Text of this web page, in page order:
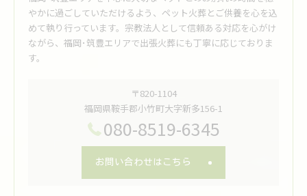
やかに過ごしていただけるよう、ペット火葬とご供養を心を込
めて執り行っています。宗教法人として信頼ある対応を心がけ
ながら、福岡･筑豊エリアで出張火葬にも丁寧に応じておりま
す。
〒820-1104
福岡県鞍手郡小竹町大字新多156-1
080-8519-6345
お問い合わせはこちら